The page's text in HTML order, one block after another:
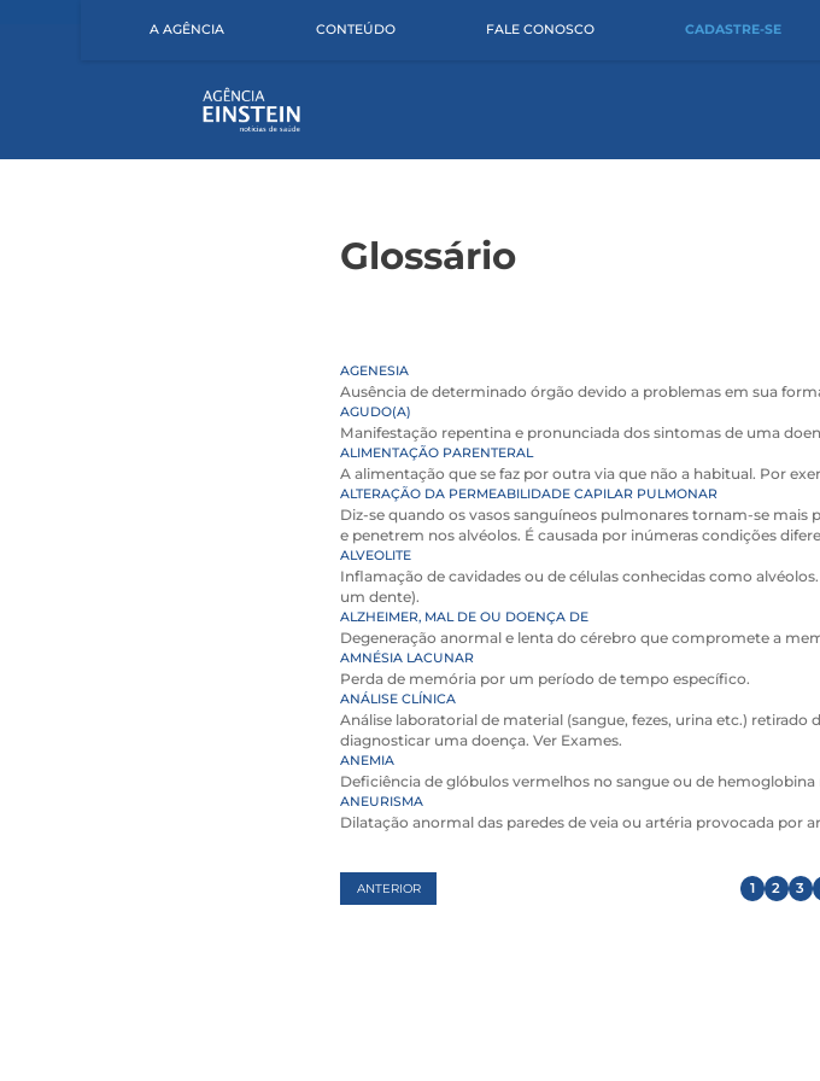
A AGÊNCIA CONTEÚDO FALE CONOSCO CADASTRE-SE
Glossário
AGENESIA
Ausência de determinado órgão devido a problemas em sua
AGUDO(A)
Manifestação repentina e pronunciada dos sintomas de uma
ALIMENTAÇÃO PARENTERAL
A alimentação que se faz por outra via que não a habitual. Por
ALTERAÇÃO DA PERMEABILIDADE CAPILAR PULMONAR
Diz-se quando os vasos sanguíneos pulmonares tornam-se
e penetrem nos alvéolos. É causada por inúmeras condições
ALVEOLITE
Inflamação de cavidades ou de células conhecidas como
um dente).
ALZHEIMER, MAL DE OU DOENÇA DE
Degeneração anormal e lenta do cérebro que compromete a
AMNÉSIA LACUNAR
Perda de memória por um período de tempo específico.
ANÁLISE CLÍNICA
Análise laboratorial de material (sangue, fezes, urina etc.)
diagnosticar uma doença. Ver Exames.
ANEMIA
Deficiência de glóbulos vermelhos no sangue ou de
ANEURISMA
Dilatação anormal das paredes de veia ou artéria provocada por
ANTERIOR 1 2 3